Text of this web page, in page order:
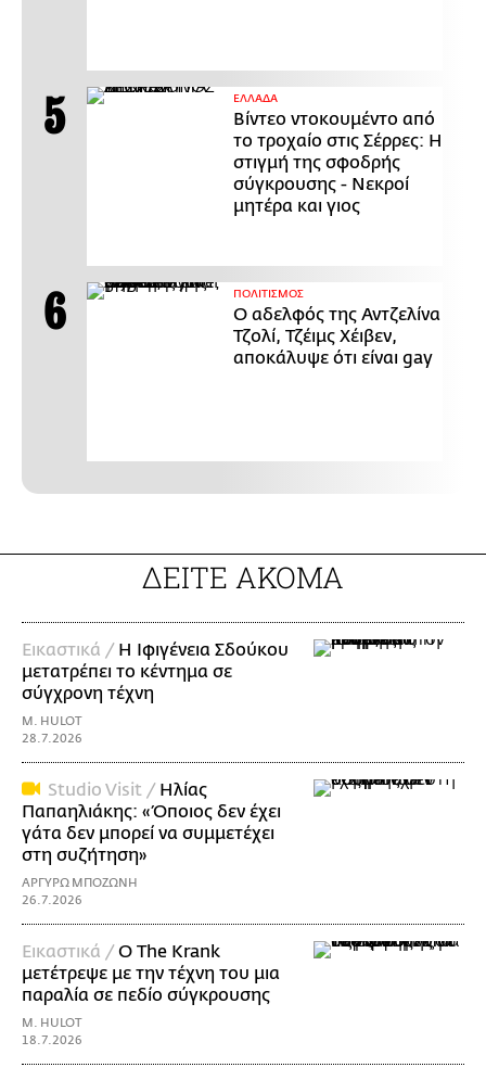
ΕΛΛΑΔΑ
Βίντεο ντοκουμέντο από
το τροχαίο στις Σέρρες: Η
στιγμή της σφοδρής
σύγκρουσης - Νεκροί
μητέρα και γιος
ΠΟΛΙΤΙΣΜΟΣ
Ο αδελφός της Αντζελίνα
Τζολί, Τζέιμς Χέιβεν,
αποκάλυψε ότι είναι gay
ΔΕΙΤΕ ΑΚΟΜΑ
Εικαστικά / Η Ιφιγένεια Σδούκου
μετατρέπει το κέντημα σε
σύγχρονη τέχνη
M. HULOT
28.7.2026
Studio Visit / Ηλίας
Παπαηλιάκης: «Όποιος δεν έχει
γάτα δεν μπορεί να συμμετέχει
στη συζήτηση»
ΑΡΓΥΡΩ ΜΠΟΖΩΝΗ
26.7.2026
Εικαστικά /Ο The Krank
μετέτρεψε με την τέχνη του μια
παραλία σε πεδίο σύγκρουσης
M. HULOT
18.7.2026